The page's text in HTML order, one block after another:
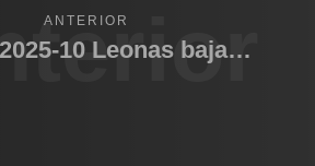
ANTERIOR
Zambia 2025-10 Leonas bajando al rio